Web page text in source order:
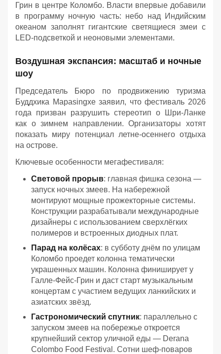
Грин в центре Коломбо. Власти впервые добавили
в программу ночную часть: небо над Индийским
океаном заполнят гигантские светящиеся змеи с
LED-подсветкой и неоновыми элементами.
Воздушная экспансия: масштаб и ночные
шоу
Председатель Бюро по продвижению туризма
Буддхика Марasingхе заявил, что фестиваль 2026
года призван разрушить стереотип о Шри-Ланке
как о зимнем направлении. Организаторы хотят
показать миру потенциал летне-осеннего отдыха
на острове.
Ключевые особенности мегафестиваля:
Световой прорыв: главная фишка сезона —
запуск ночных змеев. На набережной
монтируют мощные прожекторные системы.
Конструкции разрабатывали международные
дизайнеры с использованием сверхлёгких
полимеров и встроенных диодных плат.
Парад на колёсах: в субботу днём по улицам
Коломбо проедет колонна тематически
украшенных машин. Колонна финиширует у
Галле-Фейс-Грин и даст старт музыкальным
концертам с участием ведущих ланкийских и
азиатских звёзд.
Гастрономический спутник: параллельно с
запуском змеев на побережье откроется
крупнейший сектор уличной еды — Derana
Colombo Food Festival. Сотни шеф-поваров